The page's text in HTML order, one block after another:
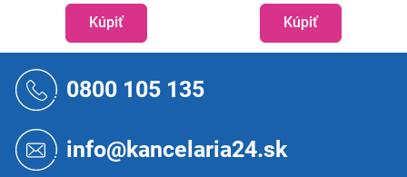
Kúpiť Kúpiť
0800 105 135
info@kancelaria24.sk